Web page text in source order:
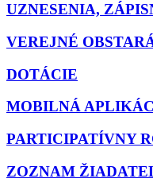
UZNESENIA,
VEREJNÉ
DOTÁCIE
MOBILNÁ
PARTICIPATÍVNY
ZOZNAM